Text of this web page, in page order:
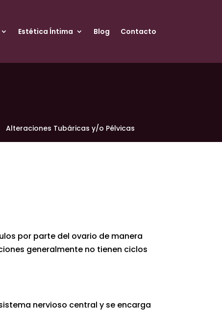
Estética Íntima Blog Contacto
Alteraciones Tubáricas y/o Pélvicas
por parte del ovario de manera
generalmente no tienen ciclos
nervioso central y se encarga